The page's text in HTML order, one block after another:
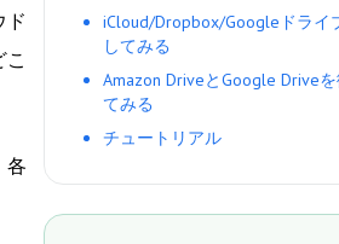
ド
各
iCloud/Dropbox/Googleドライ
してみる
Amazon DriveとGoogle Drive
てみる
チュートリアル